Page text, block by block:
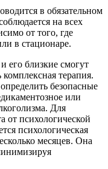
в обязательном
на всех
от того, где
в стационаре.
его близкие смогут
комплексная терапия.
безопасные
или
Для
от психологической
психологическая
месяцев. Она